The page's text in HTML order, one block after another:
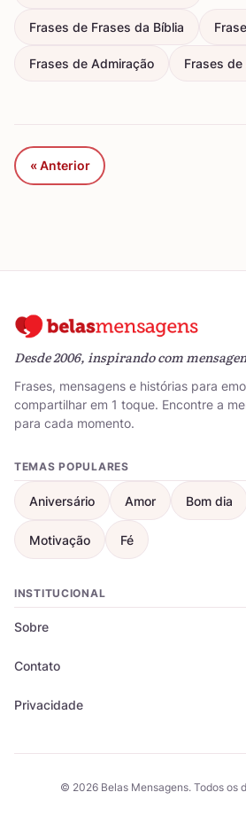
Frases de Frases da Bíblia
Frases de Admiração Frases
« Anterior
Desde 2006, inspirando com
Frases, mensagens e histórias para
compartilhar em 1 toque. Encontre a
para cada momento.
TEMAS POPULARES
Aniversário Amor Bom dia
Motivação Fé
INSTITUCIONAL
Sobre
Contato
Privacidade
© 2026 Belas Mensagens. Todos os